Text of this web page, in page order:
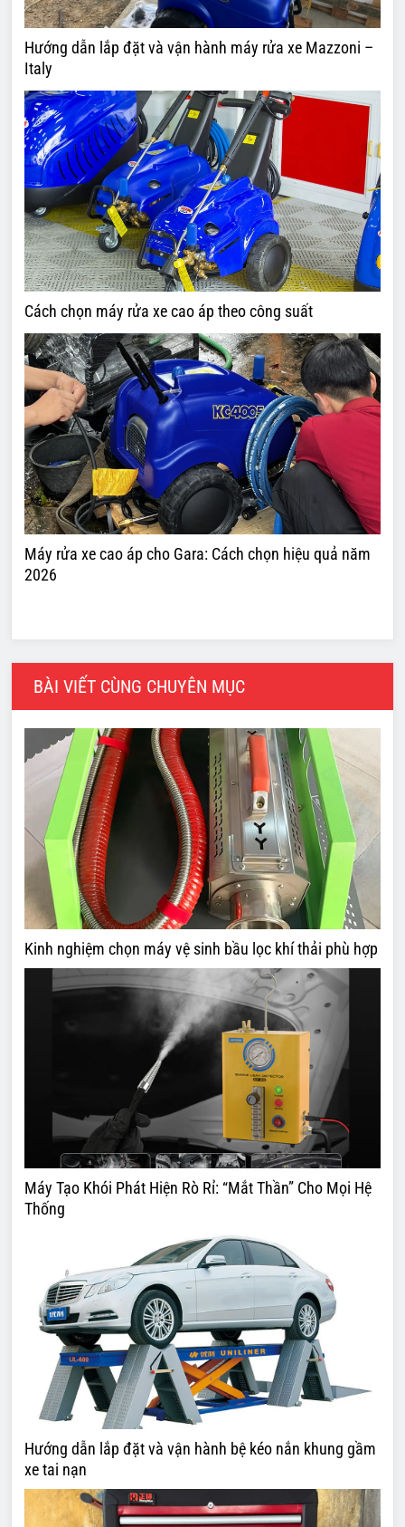
Hướng dẫn lắp đặt và vận hành máy rửa xe Mazzoni –
Italy
Cách chọn máy rửa xe cao áp theo công suất
Máy rửa xe cao áp cho Gara: Cách chọn hiệu quả năm
2026
BÀI VIẾT CÙNG CHUYÊN MỤC
Kinh nghiệm chọn máy vệ sinh bầu lọc khí thải phù hợp
Máy Tạo Khói Phát Hiện Rò Rỉ: “Mắt Thần” Cho Mọi Hệ
Thống
Hướng dẫn lắp đặt và vận hành bệ kéo nắn khung gầm
xe tai nạn